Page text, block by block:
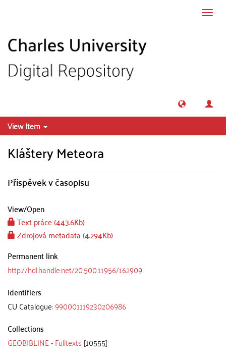
View Item
Kláštery Meteora
Příspěvek v časopisu
View/Open
Text práce (443.6Kb)
Zdrojová metadata (4.294Kb)
Permanent link
http://hdl.handle.net/20.500.11956/162909
Identifiers
CU Catalogue:990001119230206986
Collections
GEOBIBLINE - Fulltexts [10555]